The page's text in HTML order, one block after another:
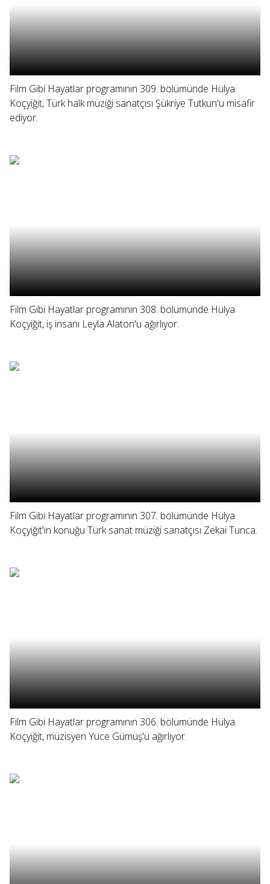
Film Gibi Hayatlar programının 309. bölümünde Hülya
Koçyiğit, Türk halk müziği sanatçısı Şükriye Tutkun'u misafir
ediyor.
Film Gibi Hayatlar programının 308. bölümünde Hülya
Koçyiğit, iş insanı Leyla Alaton'u ağırlıyor.
Film Gibi Hayatlar programının 307. bölümünde Hülya
Koçyiğit'in konuğu Türk sanat müziği sanatçısı Zekai Tunca.
Film Gibi Hayatlar programının 306. bölümünde Hülya
Koçyiğit, müzisyen Yüce Gümüş'ü ağırlıyor.